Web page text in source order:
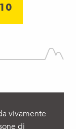
vivamente
di